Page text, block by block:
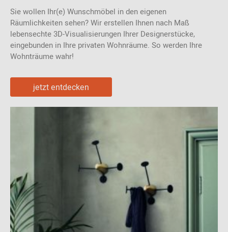
Sie wollen Ihr(e) Wunschmöbel in den eigenen
Räumlichkeiten sehen? Wir erstellen Ihnen nach Maß
lebensechte 3D-Visualisierungen Ihrer Designerstücke,
eingebunden in Ihre privaten Wohnräume. So werden Ihre
Wohnträume wahr!
jetzt entdecken